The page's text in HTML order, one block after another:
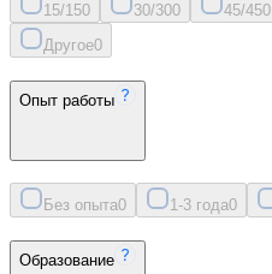
15/150 30/300 45/450
Другое0
Опыт работы
Без опыта0 1-3 года0
Образование